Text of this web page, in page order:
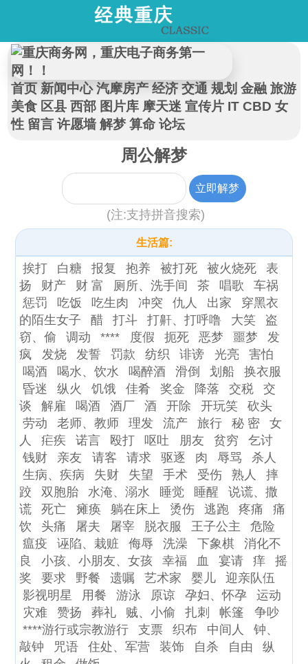
首页 新闻中心 汽摩房产 经济 交通 规划 金融 旅游
美食 区县 西部 图片库 摩天迷 宣传片 IT CBD 女
性 留言 许愿墙 解梦 算命 论坛
周公解梦
(注:支持拼音搜索)
生活篇:
挨打 白糖 报复 抱养 被打死 被火烧死
表
扬
财产 财 富 厕所、洗手间 茶 唱歌
车祸
惩罚
吃饭 吃生肉 冲突 仇人 出家
穿黑衣
的陌生女子
醋 打斗 打鼾、打呼噜 大笑
盗
窃、偷
调动 **** 度假 扼死 恶梦 噩梦
发
疯
发烧 发誓 罚款 纺织 诽谤 光亮
害怕
喝酒
喝水、饮水 喝醉酒 滑倒 划船
换衣服
昏迷
纵火 饥饿 佳肴 奖金 降落 交税
交
谈
解雇 喝酒 酒厂 酒 开除 开玩笑
砍头
劳动
老师、教师 理发 流产 旅行 秘 密
女
人
疟疾 诺言 殴打 呕吐 朋友 贫穷
乞讨
钱财
亲友 请客 请求 驱逐 肉 辱骂
杀人
生病、疾病
失财 失望 手术 受伤 熟人
摔
跤
双胞胎 水淹、溺水 睡觉 睡醒
说谎、撒
谎
死亡 瘫痪 躺在床上 烫伤 逃跑 疼痛
痛
饮
头痛 屠夫 屠宰 脱衣服 王子公主
危险
瘟疫
诬陷、栽赃 侮辱 洗澡 下象棋
消化不
良
小孩、小朋友、女孩 幸福 血 宴请 痒
摇
奖
要求 野餐 遗嘱 艺术家 婴儿
迎亲队伍
影视明星
用餐 游泳 原谅 孕妇、怀孕
运动
灾难
赞扬 葬礼 贼、小偷 扎刺 帐篷
争吵
****游行或宗教游行
支票 织布 中间人
钟、
敲钟
咒语 住处、军营 装饰 自杀 自由
纵